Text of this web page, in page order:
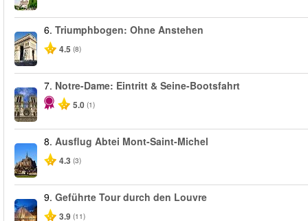
6. Triumphbogen: Ohne Anstehen
4.5 (8)
7. Notre-Dame: Eintritt & Seine-Bootsfahrt
5.0 (1)
8. Ausflug Abtei Mont-Saint-Michel
4.3 (3)
9. Geführte Tour durch den Louvre
3.9 (11)